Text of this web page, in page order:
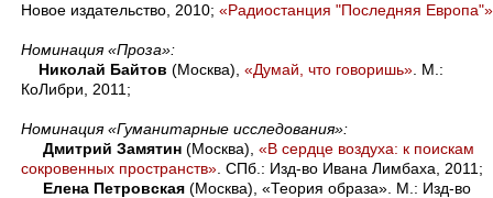
Новое издательство, 2010; «Радиостанция "Последняя Европа"»
Номинация «Проза»:
Николай Байтов (Москва), «Думай, что говоришь» . М.:
КоЛибри, 2011;
Номинация «Гуманитарные исследования»:
Дмитрий Замятин (Москва), «В сердце воздуха: к поискам
сокровенных пространств» . СПб.: Изд-во Ивана Лимбаха, 2011;
Елена Петровская (Москва), «Теория образа». М.: Изд-во